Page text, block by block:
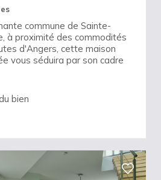
commune de Sainte-
à proximité des commodités
d'Angers, cette maison
vous séduira par son cadre
bien